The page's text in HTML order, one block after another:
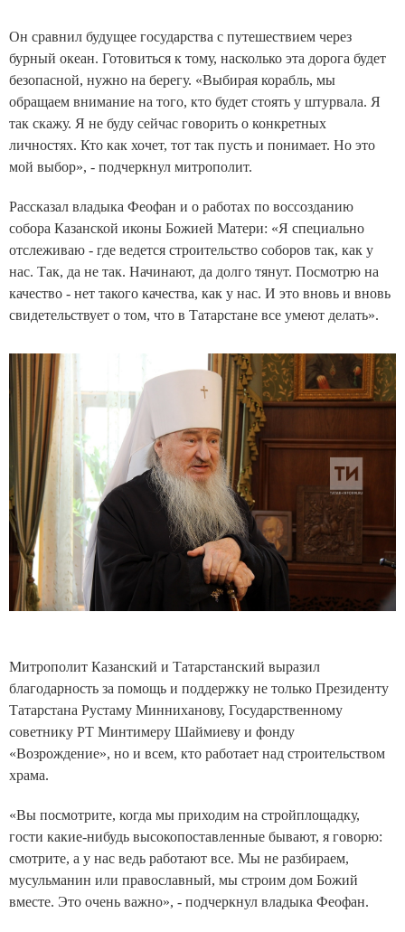
Он сравнил будущее государства с путешествием через
бурный океан. Готовиться к тому, насколько эта дорога будет
безопасной, нужно на берегу. «Выбирая корабль, мы
обращаем внимание на того, кто будет стоять у штурвала. Я
так скажу. Я не буду сейчас говорить о конкретных
личностях. Кто как хочет, тот так пусть и понимает. Но это
мой выбор», - подчеркнул митрополит.
Рассказал владыка Феофан и о работах по воссозданию
собора Казанской иконы Божией Матери: «Я специально
отслеживаю - где ведется строительство соборов так, как у
нас. Так, да не так. Начинают, да долго тянут. Посмотрю на
качество - нет такого качества, как у нас. И это вновь и вновь
свидетельствует о том, что в Татарстане все умеют делать».
Митрополит Казанский и Татарстанский выразил
благодарность за помощь и поддержку не только Президенту
Татарстана Рустаму Минниханову, Государственному
советнику РТ Минтимеру Шаймиеву и фонду
«Возрождение», но и всем, кто работает над строительством
храма.
«Вы посмотрите, когда мы приходим на стройплощадку,
гости какие-нибудь высокопоставленные бывают, я говорю:
смотрите, а у нас ведь работают все. Мы не разбираем,
мусульманин или православный, мы строим дом Божий
вместе. Это очень важно», - подчеркнул владыка Феофан.